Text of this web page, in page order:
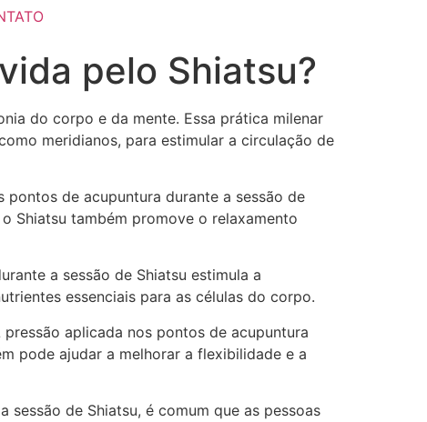
pelo Shiatsu?
do corpo e da mente. Essa prática milenar
meridianos, para estimular a circulação de
de acupuntura durante a sessão de
Shiatsu também promove o relaxamento
a sessão de Shiatsu estimula a
essenciais para as células do corpo.
aplicada nos pontos de acupuntura
pode ajudar a melhorar a flexibilidade e a
de Shiatsu, é comum que as pessoas